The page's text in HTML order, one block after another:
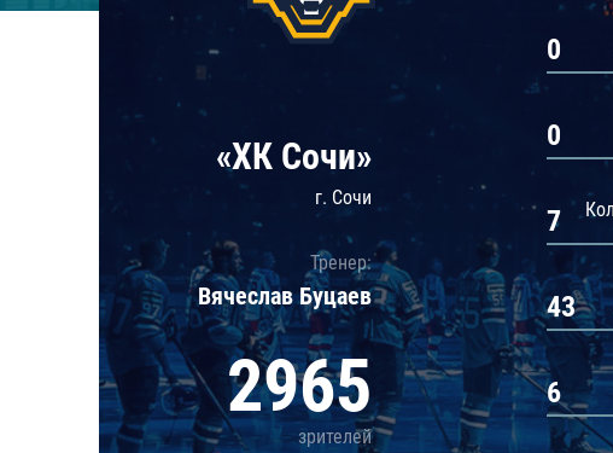
Локомотив
Шанхайские Драконы
«ХК Сочи»
г. Сочи
Тренер:
Вячеслав Буцаев
2965
зрителей
0
0
7
43
6